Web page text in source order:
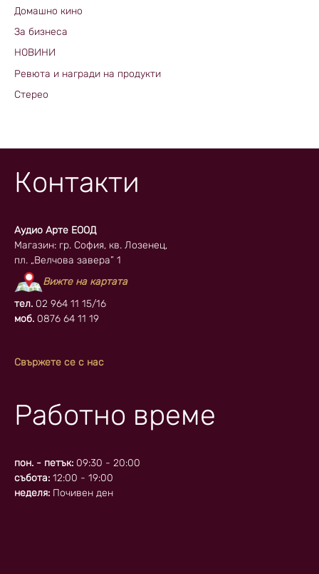
Домашно кино
За бизнеса
НОВИНИ
Ревюта и награди на продукти
Стерео
Контакти
Аудио Арте ЕООД
Магазин: гр. София, кв. Лозенец,
пл. „Велчова завера” 1
Вижте на картата
тел. 02 964 11 15/16
моб. 0876 64 11 19
Свържете се с нас
Работно време
пон. - петък: 09:30 - 20:00
събота: 12:00 - 19:00
неделя: Почивен ден